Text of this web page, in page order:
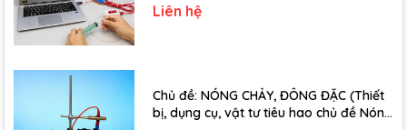
Liên hệ
Chủ đề: NÓNG CHẢY, ĐÔNG ĐẶC (Thiết
bị, dụng cụ, vật tư tiêu hao chủ đề Nóng